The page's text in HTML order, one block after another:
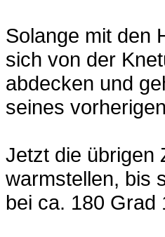
Solange mit den
sich von der
abdecken und
seines
Jetzt die übrigen
warmstellen, bis
bei ca. 180 Grad